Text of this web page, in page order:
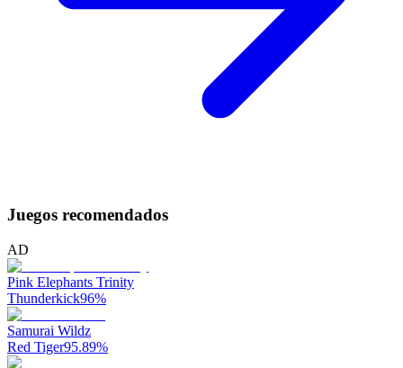
Juegos recomendados
AD
Pink Elephants Trinity
Thunderkick96%
Samurai Wildz
Red Tiger95.89%